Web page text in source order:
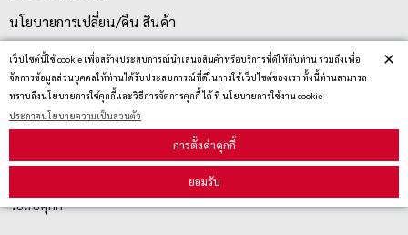
เว็ปไซต์นี้ใช้ cookie เพื่อสร้างประสบการณ์นำเสนอสินค้าหรือบริการที่ดีให้กับท่าน รวมถึงเพื่อ
จัดการข้อมูลส่วนบุคคลให้ท่านได้รับประสบการณ์ที่ดีในการใช้เว็ปไซต์ของเรา ทั้งนี้ท่านสามารถ
ทราบถึงนโยบายการใช้คุกกี้และวิธีการจัดการคุกกี้ ได้ ที่ นโยบายการใช้งาน cookie
ประกาศนโยบายความเป็นส่วนตัว
การตั้งค่าคุกกี้
ยอมรับ
×
นโยบายการเปลี่ยน/คืน สินค้า
บริการลูกค้า
วิธีลบคุกกี้